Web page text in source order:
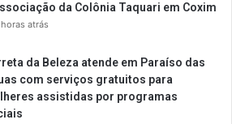
da Colônia Taquari em Coxim
atrás
da Beleza atende em Paraíso das
com serviços gratuitos para
assistidas por programas